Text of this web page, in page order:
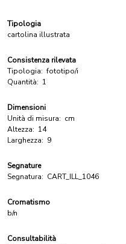
Tipologia
cartolina illustrata
Consistenza rilevata
Tipologia: fototipo/i
Quantità: 1
Dimensioni
Unità di misura: cm
Altezza: 14
Larghezza: 9
Segnature
Segnatura: CART_ILL_1046
Cromatismo
b/n
Consultabilità